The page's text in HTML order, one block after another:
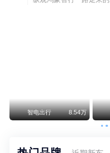
智电出行 8.54万